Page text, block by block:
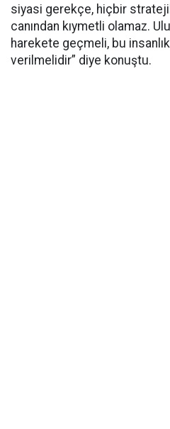
siyasi gerekçe, hiçbir
canından kıymetli olamaz.
harekete geçmeli, bu
verilmelidir” diye konuştu.